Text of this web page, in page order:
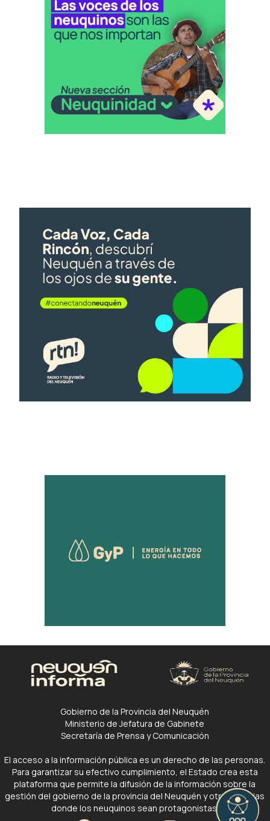
Gobierno de la Provincia del Neuquén
Ministerio de Jefatura de Gabinete
Secretaría de Prensa y Comunicación
El acceso a la información pública es un derecho de las personas.
Para garantizar su efectivo cumplimiento, el Estado crea esta
plataforma que permite la difusión de la información sobre la
gestión del gobierno de la provincia del Neuquén y otras noticias
donde los neuquinos sean protagonistas.